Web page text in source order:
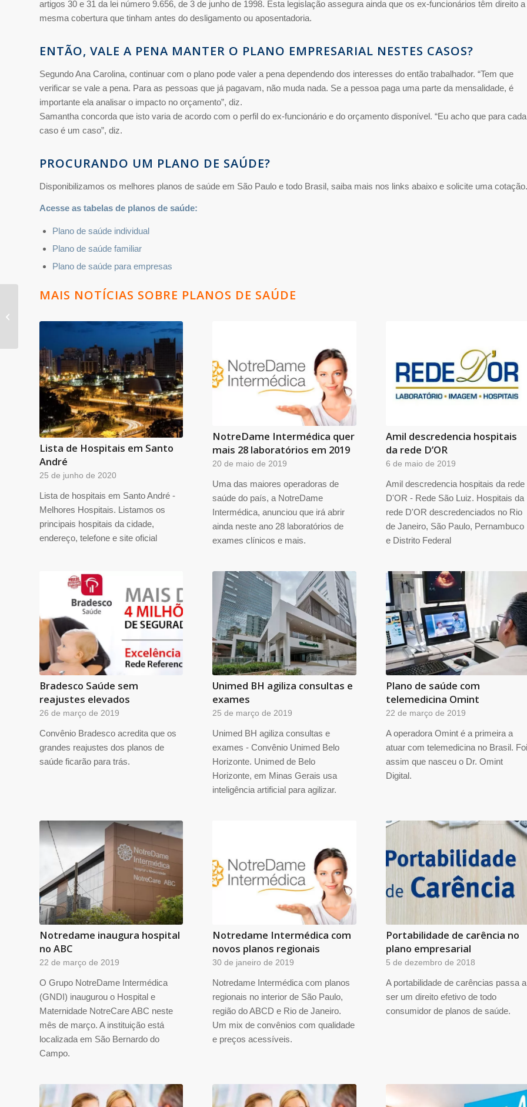
artigos 30 e 31 da lei número 9.656, de 3 de junho de 1998. Esta legislação assegura ainda que os ex-funcionários têm direito a
mesma cobertura que tinham antes do desligamento ou aposentadoria.
ENTÃO, VALE A PENA MANTER O PLANO EMPRESARIAL NESTES CASOS?
Segundo Ana Carolina, continuar com o plano pode valer a pena dependendo dos interesses do então trabalhador. “Tem que
verificar se vale a pena. Para as pessoas que já pagavam, não muda nada. Se a pessoa paga uma parte da mensalidade, é
importante ela analisar o impacto no orçamento”, diz.
Samantha concorda que isto varia de acordo com o perfil do ex-funcionário e do orçamento disponível. “Eu acho que para cada
caso é um caso”, diz.
PROCURANDO UM PLANO DE SAÚDE?
Disponibilizamos os melhores planos de saúde em São Paulo e todo Brasil, saiba mais nos links abaixo e solicite uma cotação.
Acesse as tabelas de planos de saúde:
Plano de saúde individual
Plano de saúde familiar
Plano de saúde para empresas
MAIS NOTÍCIAS SOBRE PLANOS DE SAÚDE
Lista de Hospitais em Santo
André
25 de junho de 2020
Lista de hospitais em Santo André -
Melhores Hospitais. Listamos os
principais hospitais da cidade,
endereço, telefone e site oficial
NotreDame Intermédica quer
mais 28 laboratórios em 2019
20 de maio de 2019
Uma das maiores operadoras de
saúde do país, a NotreDame
Intermédica, anunciou que irá abrir
ainda neste ano 28 laboratórios de
exames clínicos e mais.
Amil descredencia hospitais
da rede D’OR
6 de maio de 2019
Amil descredencia hospitais da rede
D'OR - Rede São Luiz. Hospitais da
rede D'OR descredenciados no Rio
de Janeiro, São Paulo, Pernambuco
e Distrito Federal
Bradesco Saúde sem
reajustes elevados
26 de março de 2019
Convênio Bradesco acredita que os
grandes reajustes dos planos de
saúde ficarão para trás.
Unimed BH agiliza consultas e
exames
25 de março de 2019
Unimed BH agiliza consultas e
exames - Convênio Unimed Belo
Horizonte. Unimed de Belo
Horizonte, em Minas Gerais usa
inteligência artificial para agilizar.
Plano de saúde com
telemedicina Omint
22 de março de 2019
A operadora Omint é a primeira a
atuar com telemedicina no Brasil. Foi
assim que nasceu o Dr. Omint
Digital.
Notredame inaugura hospital
no ABC
22 de março de 2019
O Grupo NotreDame Intermédica
(GNDI) inaugurou o Hospital e
Maternidade NotreCare ABC neste
mês de março. A instituição está
localizada em São Bernardo do
Campo.
Notredame Intermédica com
novos planos regionais
30 de janeiro de 2019
Notredame Intermédica com planos
regionais no interior de São Paulo,
região do ABCD e Rio de Janeiro.
Um mix de convênios com qualidade
e preços acessíveis.
Portabilidade de carência no
plano empresarial
5 de dezembro de 2018
A portabilidade de carências passa a
ser um direito efetivo de todo
consumidor de planos de saúde.
Sorocaba